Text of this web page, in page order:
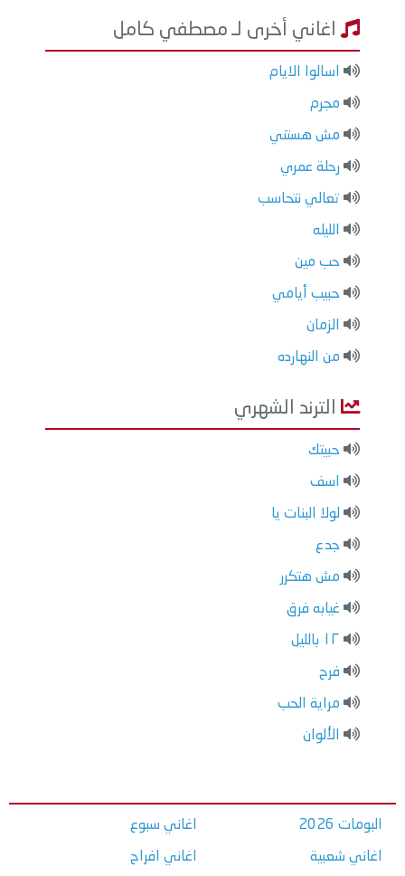
اغاني أخرى لـ مصطفي كامل
اسالوا الايام
مجرم
مش هستني
رحلة عمري
تعالي نتحاسب
الليله
حب مين
حبيب أيامي
الزمان
من النهارده
الترند الشهري
حبيتك
اسف
لولا البنات يا
جدع
مش هتكرر
غيابه فرق
١٢ بالليل
فرح
مراية الحب
الألوان
البومات 2026
اغاني شعبية
اغاني سبوع
اغاني افراح